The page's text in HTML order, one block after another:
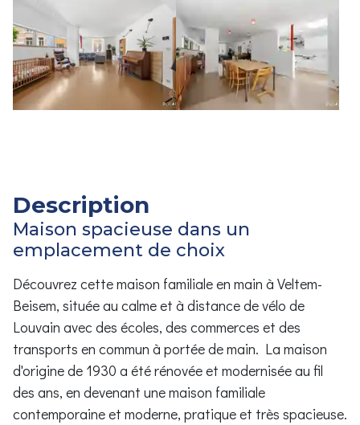
Description
Maison spacieuse dans un
emplacement de choix
Découvrez cette maison familiale en main à Veltem-
Beisem, située au calme et à distance de vélo de
Louvain avec des écoles, des commerces et des
transports en commun à portée de main. La maison
d'origine de 1930 a été rénovée et modernisée au fil
des ans, en devenant une maison familiale
contemporaine et moderne, pratique et très spacieuse.